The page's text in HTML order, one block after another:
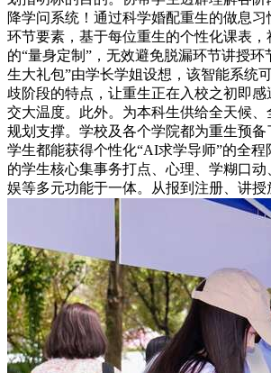
降学问系统！通过科学婚配重生的做息
环节要素，基于每位重生的个性化课表
的“量身定制”，无效避免脱漏环节讲授环
生大礼包”由学长学姐设想，该智能系统
歧阶段的特点，让重生正在入校之初即
交大温度。此外。为本科生供给全天候、
规划支撑。学校及各个学院都为重生预
学生都能获得个性化“AI求学导师”的全程
的学生核心集事务打点、心理、学糊口
娱等多元功能于一体。从报到注册、讲授